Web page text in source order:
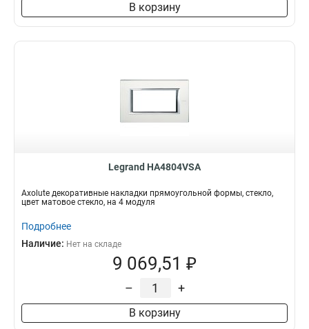
В корзину
Legrand HA4804VSA
Axolute декоративные накладки прямоугольной формы, стекло,
цвет матовое стекло, на 4 модуля
Подробнее
Наличие: Нет на складе
9 069,51 ₽
– +
В корзину